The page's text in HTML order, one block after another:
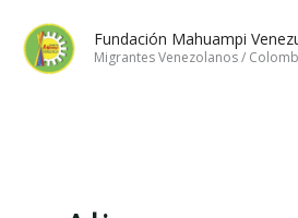
contenido
Fundación Mahuampi
Migrantes Venezolanos /